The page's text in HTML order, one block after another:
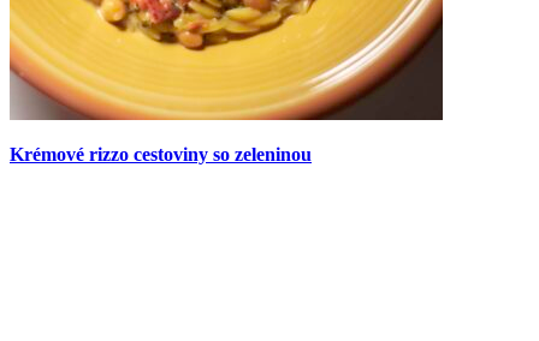
Krémové rizzo cestoviny so zeleninou